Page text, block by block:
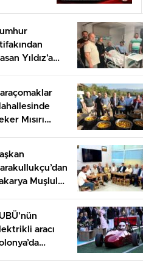
Yıldız’a
Mısırı
Muşlular
aracı